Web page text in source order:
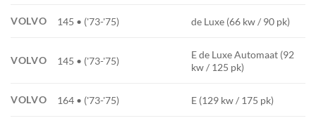
VOLVO 145 • ('73-'75) de Luxe (66 kw / 90 pk)
VOLVO 145 • ('73-'75)
E de Luxe Automaat (92
kw / 125 pk)
VOLVO 164 • ('73-'75) E (129 kw / 175 pk)